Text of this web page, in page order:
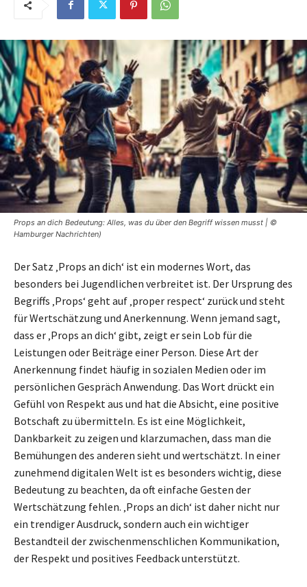
Props an dich Bedeutung: Alles, was du über den Begriff wissen musst | ©
Hamburger Nachrichten)
Der Satz ‚Props an dich‘ ist ein modernes Wort, das
besonders bei Jugendlichen verbreitet ist. Der Ursprung des
Begriffs ‚Props‘ geht auf ‚proper respect‘ zurück und steht
für Wertschätzung und Anerkennung. Wenn jemand sagt,
dass er ‚Props an dich‘ gibt, zeigt er sein Lob für die
Leistungen oder Beiträge einer Person. Diese Art der
Anerkennung findet häufig in sozialen Medien oder im
persönlichen Gespräch Anwendung. Das Wort drückt ein
Gefühl von Respekt aus und hat die Absicht, eine positive
Botschaft zu übermitteln. Es ist eine Möglichkeit,
Dankbarkeit zu zeigen und klarzumachen, dass man die
Bemühungen des anderen sieht und wertschätzt. In einer
zunehmend digitalen Welt ist es besonders wichtig, diese
Bedeutung zu beachten, da oft einfache Gesten der
Wertschätzung fehlen. ‚Props an dich‘ ist daher nicht nur
ein trendiger Ausdruck, sondern auch ein wichtiger
Bestandteil der zwischenmenschlichen Kommunikation,
der Respekt und positives Feedback unterstützt.